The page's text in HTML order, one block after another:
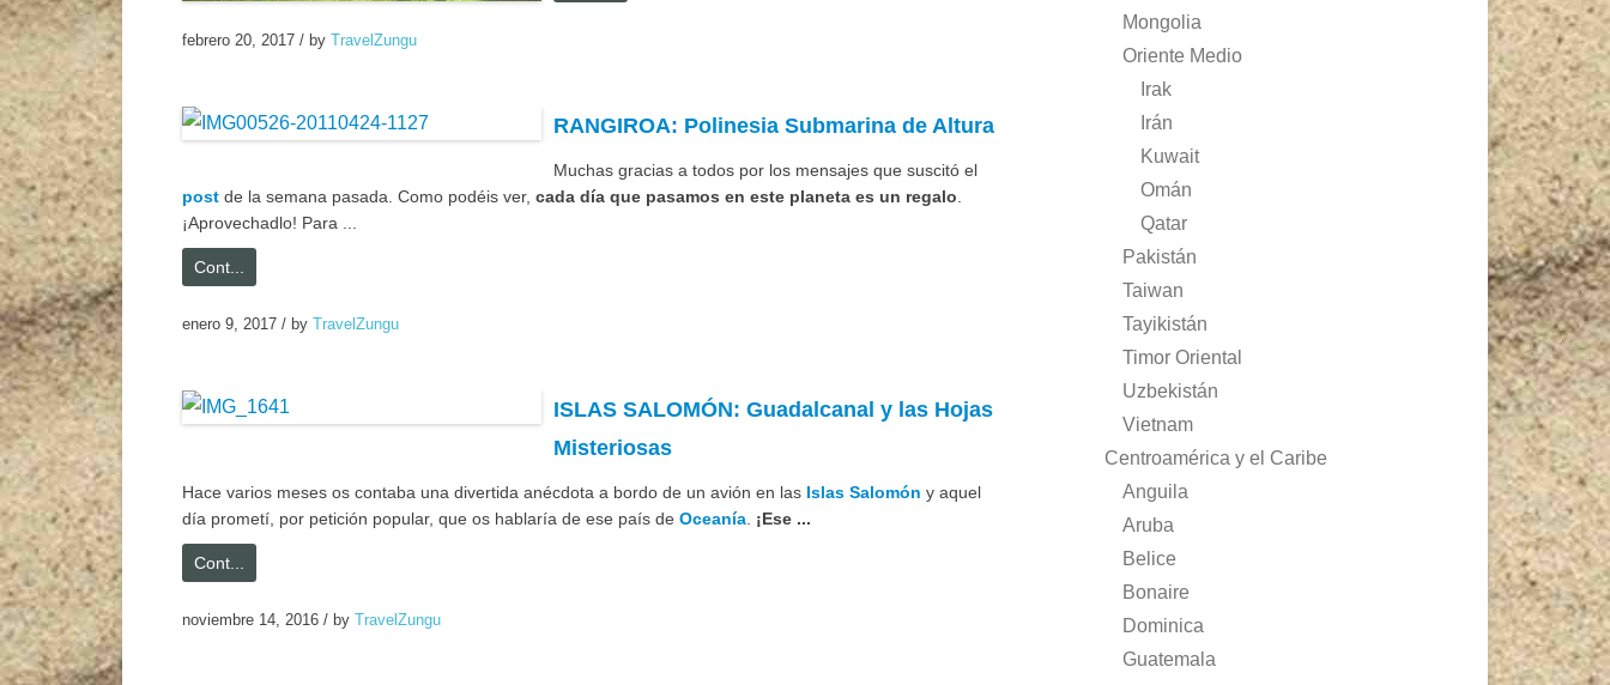
febrero 20, 2017 / by TravelZungu
RANGIROA: Polinesia Submarina de Altura
Muchas gracias a todos por los mensajes que suscitó el
post de la semana pasada. Como podéis ver, cada día que pasamos en este planeta es un regalo
¡Aprovechadlo! Para ...
Cont...
enero 9, 2017 / by TravelZungu
ISLAS SALOMÓN: Guadalcanal y las Hojas
Misteriosas
Hace varios meses os contaba una divertida anécdota a bordo de un avión en las Islas Salomón y aquel
día prometí, por petición popular, que os hablaría de ese país de Oceanía ¡Ese ...
Cont...
noviembre 14, 2016 / by TravelZungu
Mongolia
Oriente Medio
Irak
Irán
Kuwait
Omán
Qatar
Pakistán
Taiwan
Tayikistán
Timor Oriental
Uzbekistán
Vietnam
Centroamérica y el Caribe
Anguila
Aruba
Belice
Bonaire
Dominica
Guatemala